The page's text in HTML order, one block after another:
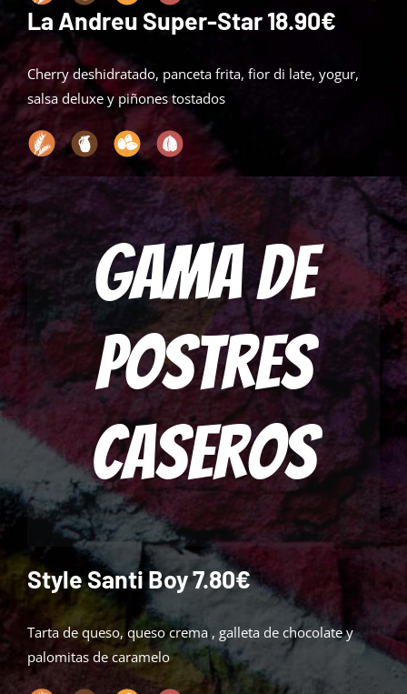
La Andreu Super-Star 18.90€
Cherry deshidratado, panceta frita, fior di late, yogur,
salsa deluxe y piñones tostados
Gama de
postres
caseros
Style Santi Boy7.80€
Tarta de queso, queso crema , galleta de chocolate y
palomitas de caramelo